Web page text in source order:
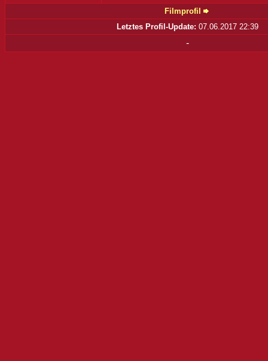
Filmprofil
Letztes Profil-Update: 07.06.2017 22:39
-